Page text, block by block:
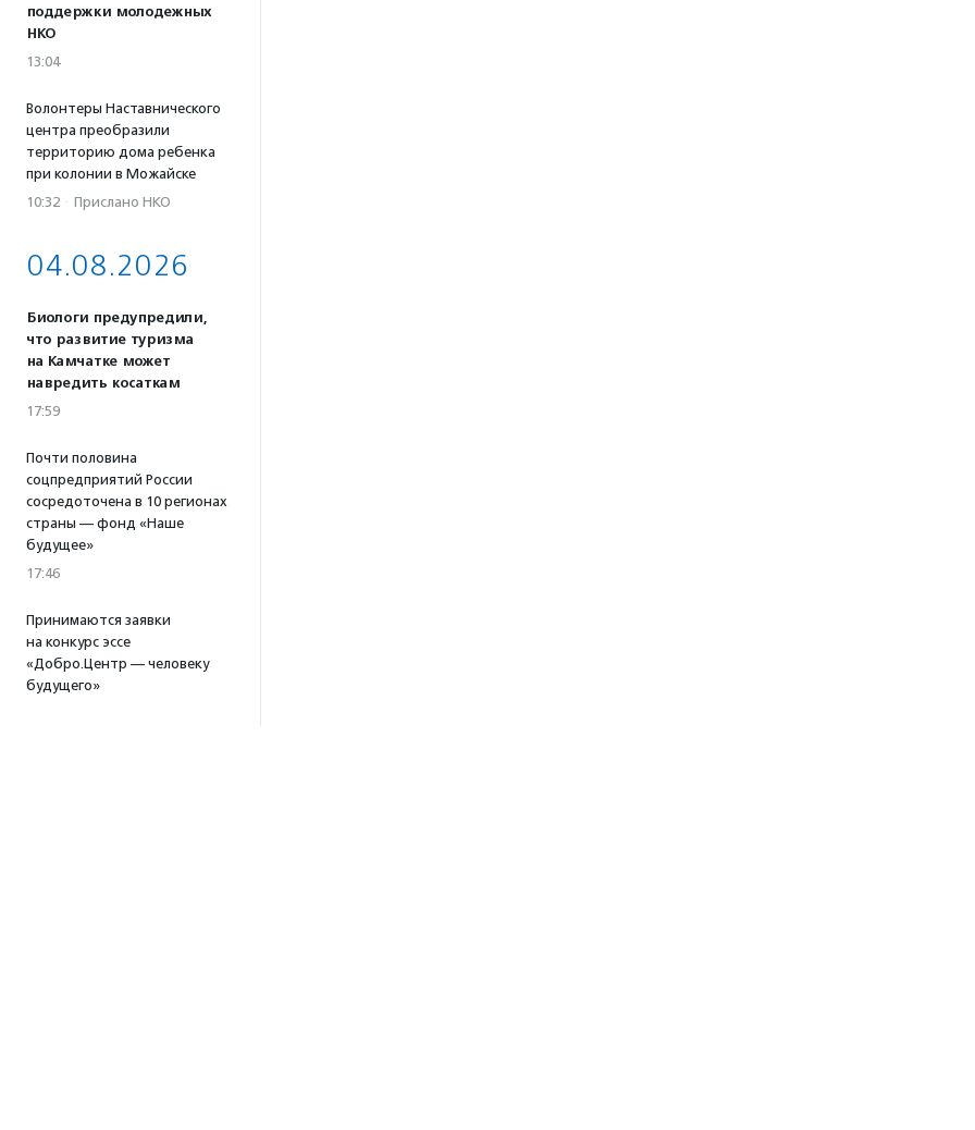
поддержки молодежных
НКО
13:04
Волонтеры Наставнического
центра преобразили
территорию дома ребенка
при колонии в Можайске
10:32 · Прислано НКО
04.08.2026
Биологи предупредили,
что развитие туризма
на Камчатке может
навредить косаткам
17:59
Почти половина
соцпредприятий России
сосредоточена в 10 регионах
страны — фонд «Наше
будущее»
17:46
Принимаются заявки
на конкурс эссе
«Добро.Центр — человеку
будущего»